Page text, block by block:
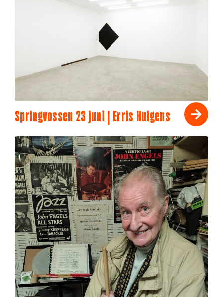
Springvossen 23 juni | Erris Huigens